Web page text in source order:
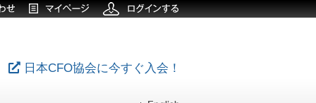
日本CFO協会に今すぐ入会！